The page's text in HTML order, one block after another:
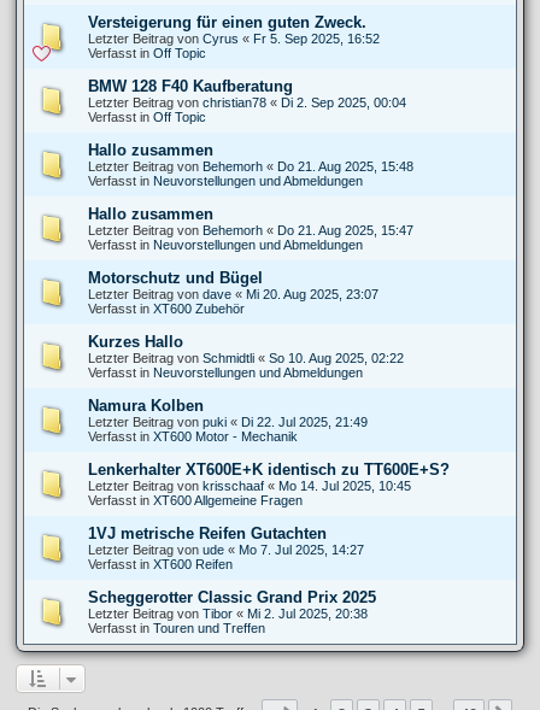
Versteigerung für einen guten Zweck.
Letzter Beitrag von Cyrus « Fr 5. Sep 2025, 16:52
Verfasst in Off Topic
BMW 128 F40 Kaufberatung
Letzter Beitrag von christian78 « Di 2. Sep 2025, 00:04
Verfasst in Off Topic
Hallo zusammen
Letzter Beitrag von Behemorh « Do 21. Aug 2025, 15:48
Verfasst in Neuvorstellungen und Abmeldungen
Hallo zusammen
Letzter Beitrag von Behemorh « Do 21. Aug 2025, 15:47
Verfasst in Neuvorstellungen und Abmeldungen
Motorschutz und Bügel
Letzter Beitrag von dave « Mi 20. Aug 2025, 23:07
Verfasst in XT600 Zubehör
Kurzes Hallo
Letzter Beitrag von Schmidtli « So 10. Aug 2025, 02:22
Verfasst in Neuvorstellungen und Abmeldungen
Namura Kolben
Letzter Beitrag von puki « Di 22. Jul 2025, 21:49
Verfasst in XT600 Motor - Mechanik
Lenkerhalter XT600E+K identisch zu TT600E+S?
Letzter Beitrag von krisschaaf « Mo 14. Jul 2025, 10:45
Verfasst in XT600 Allgemeine Fragen
1VJ metrische Reifen Gutachten
Letzter Beitrag von ude « Mo 7. Jul 2025, 14:27
Verfasst in XT600 Reifen
Scheggerotter Classic Grand Prix 2025
Letzter Beitrag von Tibor « Mi 2. Jul 2025, 20:38
Verfasst in Touren und Treffen